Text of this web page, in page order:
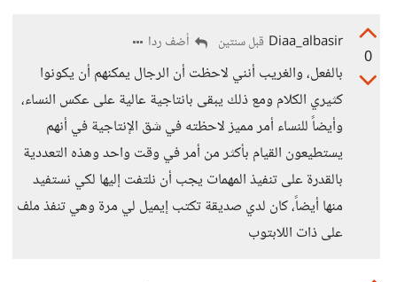
0
Diaa_albasir قبل سنتين أضف ردا
بالفعل، والغريب أنني لاحظت أن الرجال يمكنهم أن يكونوا
كثيري الكلام ومع ذلك يبقى بانتاجية عالية على عكس النساء،
وأيضاً للنساء أمر مميز لاحظته في شق الإنتاجية في أنهم
يستطيعون القيام بأكثر من أمر في وقت واحد وهذه التعددية
بالقدرة على تنفيذ المهمات يجب أن نلتفت إليها لكي نستفيد
منها أيضاً، كان لدي صديقة تكتب إيميل لي مرة وهي تنفذ ملف
على ذات اللابتوب